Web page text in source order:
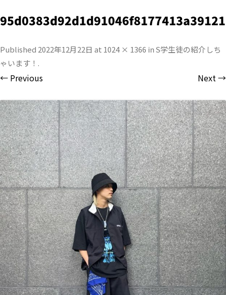
95d0383d92d1d91046f8177413a39121
Published 2022年12月22日 at 1024 × 1366 inS学生徒の紹介しち
ゃいます！ .
← Previous Next →